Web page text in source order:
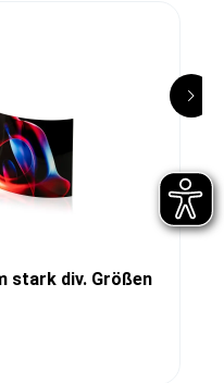
stark div. Größen